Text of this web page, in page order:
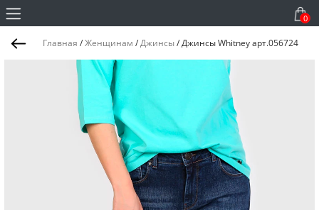
0
Главная /Женщинам /Джинсы/Джинсы Whitney арт.056724